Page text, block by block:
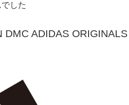
した
DMC ADIDAS